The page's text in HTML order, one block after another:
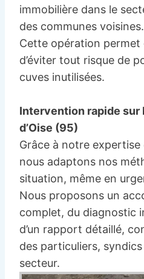
immobilière dans le
des communes voisines.
Cette opération permet
d’éviter tout risque de
cuves inutilisées.
Intervention rapide sur
d’Oise (95)
Grâce à notre expertise
nous adaptons nos
situation, même en
Nous proposons un
complet, du diagnostic
d’un rapport détaillé,
des particuliers,
secteur.